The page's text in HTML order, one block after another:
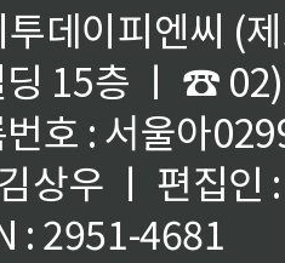
데이피엔씨 (
딩 15층 ㅣ ☎
호 : 서울아
상우 ㅣ 편집인
: 2951-4681